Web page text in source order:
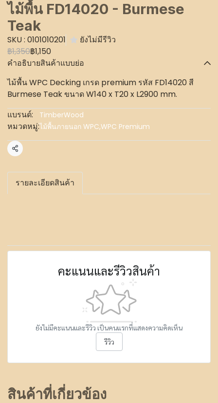
ไม้พื้น FD14020 - Burmese
Teak
SKU : 0101010201
ยังไม่มีรีวิว
฿1,350฿1,150
คำอธิบายสินค้าแบบย่อ
ไม้พื้น WPC Decking เกรด premium รหัส FD14020 สี
Burmese Teak ขนาด W140 x T20 x L2900 mm.
แบรนด์:
TimberWood
หมวดหมู่:ไม้พื้นภายนอก WPC,WPC Premium
แชร์
รายละเอียดสินค้า
คะแนนและรีวิวสินค้า
ยังไม่มีคะแนนและรีวิว เป็นคนแรกที่แสดงความคิดเห็น
รีวิว
สินค้าที่เกี่ยวข้อง